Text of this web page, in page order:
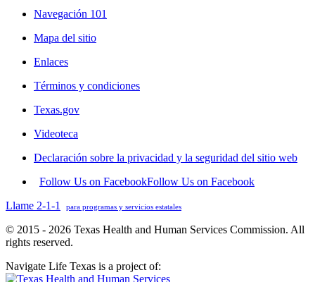
Navegación 101
Mapa del sitio
Enlaces
Términos y condiciones
Texas.gov
Videoteca
Declaración sobre la privacidad y la seguridad del sitio web
Follow Us on FacebookFollow Us on Facebook
Llame 2-1-1
para programas y servicios estatales
© 2015 - 2026 Texas Health and Human Services Commission. All
rights reserved.
Navigate Life Texas is a project of: